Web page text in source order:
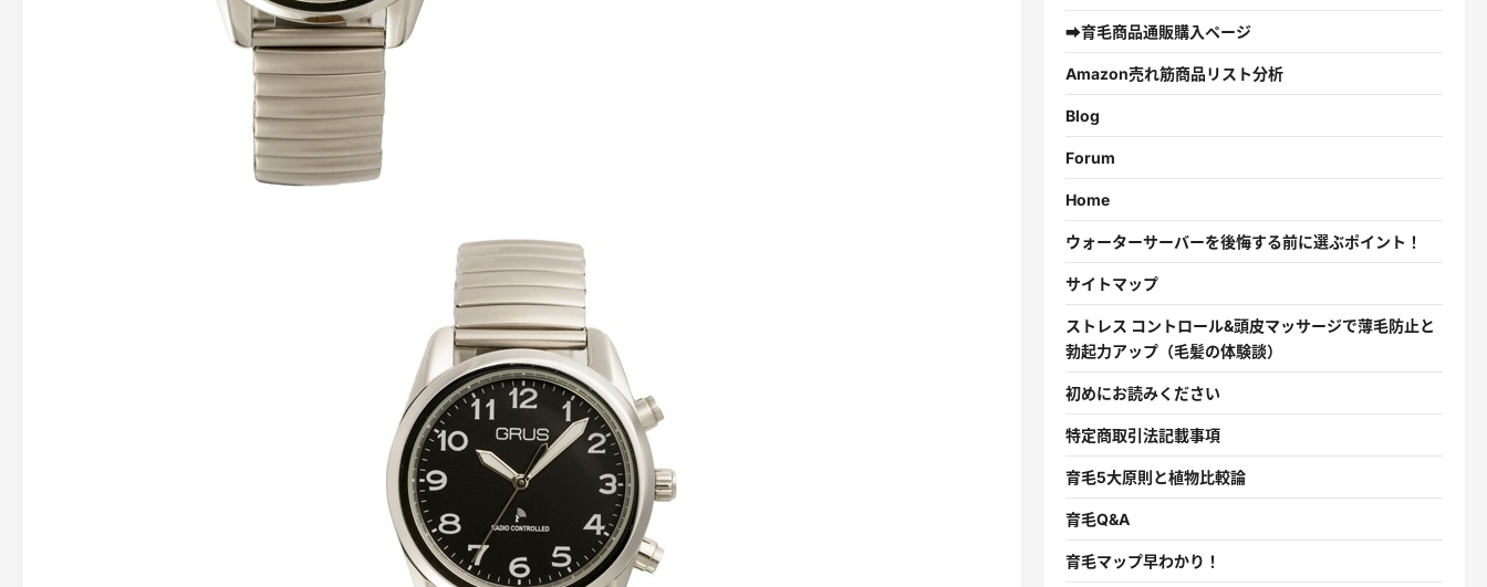
➡育毛商品通販購入ページ
Amazon売れ筋商品リスト分析
Blog
Forum
Home
ウォーターサーバーを後悔する前に選ぶポイント！
サイトマップ
ストレス コントロール&頭皮マッサージで薄毛防止と
勃起力アップ（毛髪の体験談）
初めにお読みください
特定商取引法記載事項
育毛5大原則と植物比較論
育毛Q&A
育毛マップ早わかり！